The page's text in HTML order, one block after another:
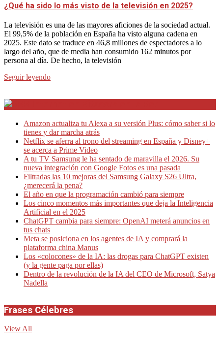
¿Qué ha sido lo más visto de la televisión en 2025?
La televisión es una de las mayores aficiones de la sociedad actual.
El 99,5% de la población en España ha visto alguna cadena en
2025. Este dato se traduce en 46,8 millones de espectadores a lo
largo del año, que de media han consumido 162 minutos por
persona al día. De hecho, la televisión
Seguir leyendo
Amazon actualiza tu Alexa a su versión Plus: cómo saber si lo
tienes y dar marcha atrás
Netflix se aferra al trono del streaming en España y Disney+
se acerca a Prime Video
A tu TV Samsung le ha sentado de maravilla el 2026. Su
nueva integración con Google Fotos es una pasada
Filtradas las 10 mejoras del Samsung Galaxy S26 Ultra,
¿merecerá la pena?
El año en que la programación cambió para siempre
Los cinco momentos más importantes que deja la Inteligencia
Artificial en el 2025
ChatGPT cambia para siempre: OpenAI meterá anuncios en
tus chats
Meta se posiciona en los agentes de IA y comprará la
plataforma china Manus
Los «colocones» de la IA: las drogas para ChatGPT existen
(y la gente paga por ellas)
Dentro de la revolución de la IA del CEO de Microsoft, Satya
Nadella
Frases Célebres
View All